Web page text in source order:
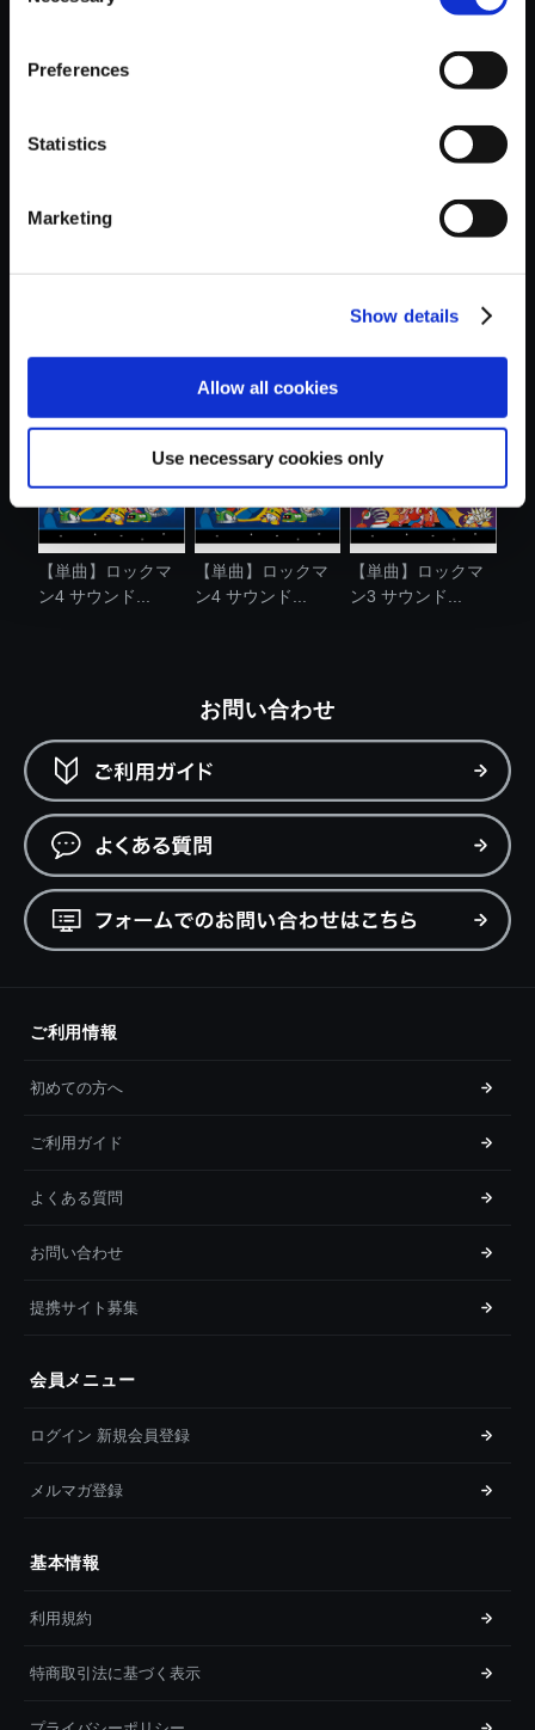
Preferences
Statistics
Marketing
Show details
Allow all cookies
Use necessary cookies only
おすすめ商品
ン3 サウンド...
ン3 サウンド...
ン3 サウンド...
【単曲】ロックマ
ン4 サウンド...
【単曲】ロックマ
ン4 サウンド...
【単曲】ロックマ
ン3 サウンド...
お問い合わせ
ご利用情報
初めての方へ
ご利用ガイド
よくある質問
お問い合わせ
提携サイト募集
会員メニュー
ログイン 新規会員登録
メルマガ登録
基本情報
利用規約
特商取引法に基づく表示